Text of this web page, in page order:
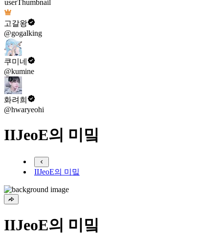
고갈왕
@gogalking
쿠미네
@kumine
화려희
@hwaryeohi
IIJeoE의 미밐
IIJeoE의 미밐
IIJeoE의 미밐